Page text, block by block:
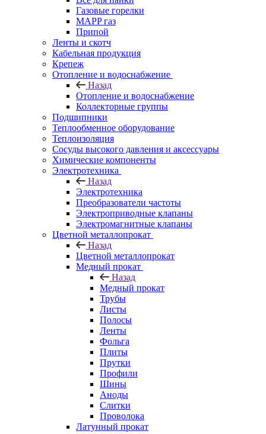
Газовые горелки
MAPP газ
Припой
Ленты и скотч
Кабельная продукция
Крепеж
Отопление и водоснабжение
Назад
Отопление и водоснабжение
Коллекторные группы
Подшипники
Теплообменное оборудование
Теплоизоляция
Сосуды высокого давления и аксессуары
Химические компоненты
Электротехника
Назад
Электротехника
Преобразователи частоты
Электроприводные клапаны
Электромагнитные клапаны
Цветной металлопрокат
Назад
Цветной металлопрокат
Медный прокат
Назад
Медный прокат
Трубы
Листы
Полосы
Ленты
Фольга
Плиты
Прутки
Профили
Шины
Аноды
Слитки
Проволока
Латунный прокат